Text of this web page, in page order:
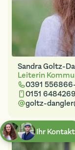
Sandra Goltz-
Leiterin
0391
0151
goltz-
Ihr Kontakt